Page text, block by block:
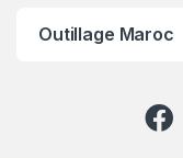
Outillage Maroc